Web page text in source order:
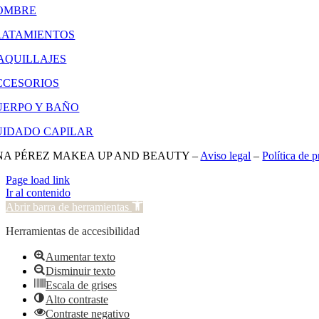
Y BAÑO
CAPILAR
PÉREZ MAKEA UP AND BEAUTY – Aviso legal –Política de
Page load link
Ir al contenido
Abrir barra de herramientas
Herramientas de accesibilidad
Aumentar texto
Disminuir texto
Escala de grises
Alto contraste
Contraste negativo